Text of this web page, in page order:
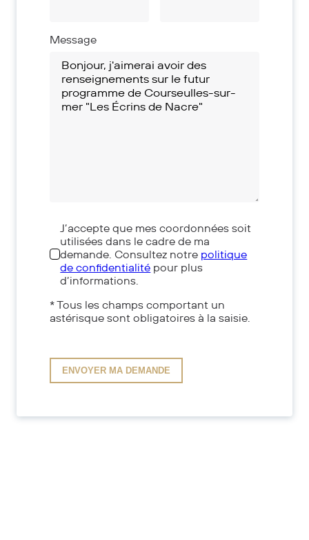
Message
J’accepte que mes coordonnées soit
utilisées dans le cadre de ma
demande. Consultez notre politique
de confidentialité pour plus
d’informations.
* Tous les champs comportant un
astérisque sont obligatoires à la saisie.